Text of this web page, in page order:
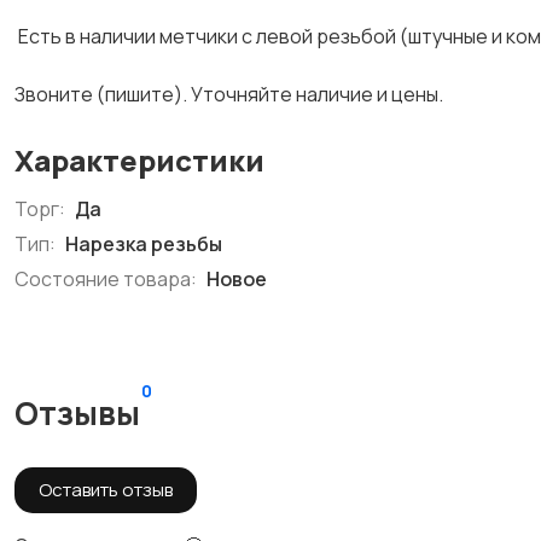
Есть в наличии метчики с левой резьбой (штучные и
Звоните (пишите). Уточняйте наличие и цены.
Характеристики
Торг: Да
Тип: Нарезка резьбы
Состояние товара: Новое
Отзывы
0
Оставить отзыв